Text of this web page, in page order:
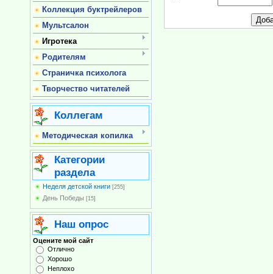
Коллекция буктрейлеров
Мультсалон
Игротека
Родителям
Страничка психолога
Творчество читателей
Коллегам
Методическая копилка
Категории
раздела
Неделя детской книги [255]
День Победы [15]
Наш опрос
Оцените мой сайт
Отлично
Хорошо
Неплохо